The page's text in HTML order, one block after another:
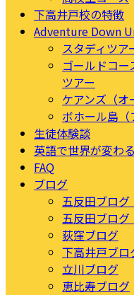
下高井戸校の特徴
Adventure Down
スタディツア
ゴールドコー
ツアー
ケアンズ（オ
ボホール島（
生徒体験談
英語で世界が変わる
FAQ
ブログ
五反田ブロ
五反田ブロ
荻窪ブログ
下高井戸ブロ
立川ブログ
恵比寿ブログ